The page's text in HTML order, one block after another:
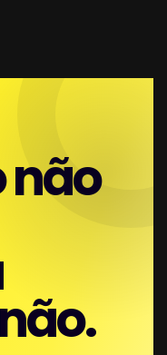
não